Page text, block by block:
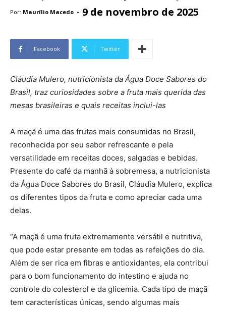
Por: Maurílio Macedo - 9 de novembro de 2025
Facebook Twitter
Cláudia Mulero, nutricionista da Água Doce Sabores do
Brasil, traz curiosidades sobre a fruta mais querida das
mesas brasileiras e quais receitas inclui-las
A maçã é uma das frutas mais consumidas no Brasil,
reconhecida por seu sabor refrescante e pela
versatilidade em receitas doces, salgadas e bebidas.
Presente do café da manhã à sobremesa, a nutricionista
da Água Doce Sabores do Brasil, Cláudia Mulero, explica
os diferentes tipos da fruta e como apreciar cada uma
delas.
“A maçã é uma fruta extremamente versátil e nutritiva,
que pode estar presente em todas as refeições do dia.
Além de ser rica em fibras e antioxidantes, ela contribui
para o bom funcionamento do intestino e ajuda no
controle do colesterol e da glicemia. Cada tipo de maçã
tem características únicas, sendo algumas mais